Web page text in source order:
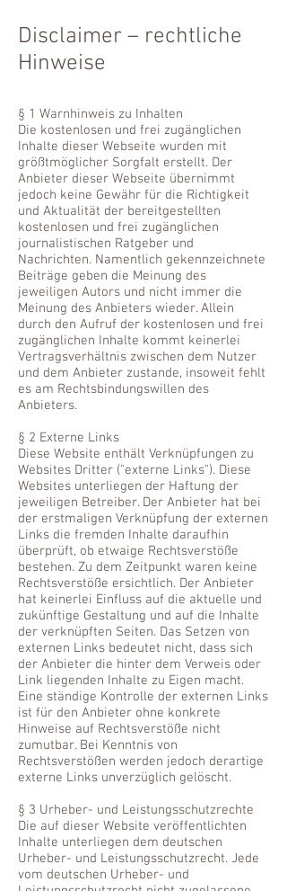
Disclaimer – rechtliche
Hinweise
§ 1 Warnhinweis zu Inhalten
Die kostenlosen und frei zugänglichen
Inhalte dieser Webseite wurden mit
größtmöglicher Sorgfalt erstellt. Der
Anbieter dieser Webseite übernimmt
jedoch keine Gewähr für die Richtigkeit
und Aktualität der bereitgestellten
kostenlosen und frei zugänglichen
journalistischen Ratgeber und
Nachrichten. Namentlich gekennzeichnete
Beiträge geben die Meinung des
jeweiligen Autors und nicht immer die
Meinung des Anbieters wieder. Allein
durch den Aufruf der kostenlosen und frei
zugänglichen Inhalte kommt keinerlei
Vertragsverhältnis zwischen dem Nutzer
und dem Anbieter zustande, insoweit fehlt
es am Rechtsbindungswillen des
Anbieters.
§ 2 Externe Links
Diese Website enthält Verknüpfungen zu
Websites Dritter ("externe Links"). Diese
Websites unterliegen der Haftung der
jeweiligen Betreiber. Der Anbieter hat bei
der erstmaligen Verknüpfung der externen
Links die fremden Inhalte daraufhin
überprüft, ob etwaige Rechtsverstöße
bestehen. Zu dem Zeitpunkt waren keine
Rechtsverstöße ersichtlich. Der Anbieter
hat keinerlei Einfluss auf die aktuelle und
zukünftige Gestaltung und auf die Inhalte
der verknüpften Seiten. Das Setzen von
externen Links bedeutet nicht, dass sich
der Anbieter die hinter dem Verweis oder
Link liegenden Inhalte zu Eigen macht.
Eine ständige Kontrolle der externen Links
ist für den Anbieter ohne konkrete
Hinweise auf Rechtsverstöße nicht
zumutbar. Bei Kenntnis von
Rechtsverstößen werden jedoch derartige
externe Links unverzüglich gelöscht.
§ 3 Urheber- und Leistungsschutzrechte
Die auf dieser Website veröffentlichten
Inhalte unterliegen dem deutschen
Urheber- und Leistungsschutzrecht. Jede
vom deutschen Urheber- und